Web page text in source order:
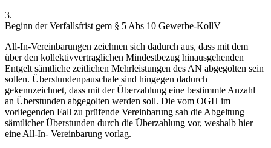
3.
Beginn der Verfallsfrist gem § 5 Abs 10 Gewerbe-KollV
All-In-Vereinbarungen zeichnen sich dadurch aus, dass mit dem
über den kollektivvertraglichen Mindestbezug hinausgehenden
Entgelt sämtliche zeitlichen Mehrleistungen des AN abgegolten sein
sollen. Überstundenpauschale sind hingegen dadurch
gekennzeichnet, dass mit der Überzahlung eine bestimmte Anzahl
an Überstunden abgegolten werden soll. Die vom OGH im
vorliegenden Fall zu prüfende Vereinbarung sah die Abgeltung
sämtlicher Überstunden durch die Überzahlung vor, weshalb hier
eine All-In- Vereinbarung vorlag.